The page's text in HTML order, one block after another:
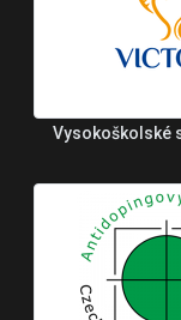
Vysokoškolské